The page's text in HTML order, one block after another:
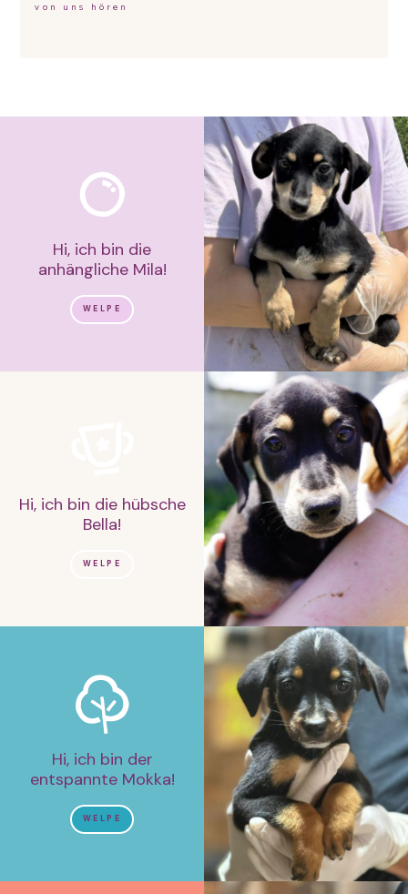
von uns hören
Hi, ich bin die
anhängliche Mila!
WELPE
Hi, ich bin die hübsche
Bella!
WELPE
Hi, ich bin der
entspannte Mokka!
WELPE